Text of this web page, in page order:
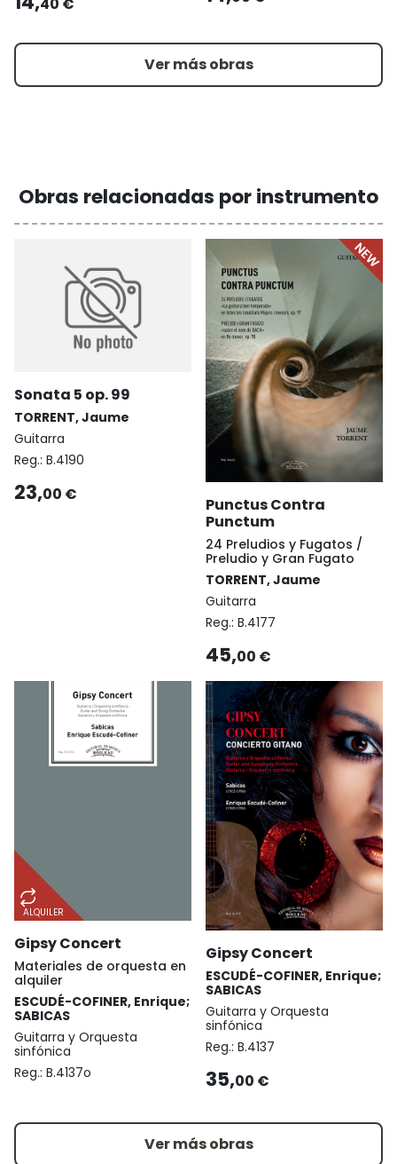
Ver más obras
Obras relacionadas por instrumento
Sonata 5 op. 99
TORRENT, Jaume
Guitarra
Reg.: B.4190
23,00 €
Punctus Contra
Punctum
24 Preludios y Fugatos /
Preludio y Gran Fugato
TORRENT, Jaume
Guitarra
Reg.: B.4177
45,00 €
ALQUILER
Gipsy Concert
Materiales de orquesta en
alquiler
ESCUDÉ-COFINER, Enrique;
SABICAS
Guitarra y Orquesta
sinfónica
Reg.: B.4137o
Gipsy Concert
ESCUDÉ-COFINER, Enrique;
SABICAS
Guitarra y Orquesta
sinfónica
Reg.: B.4137
35,00 €
Ver más obras